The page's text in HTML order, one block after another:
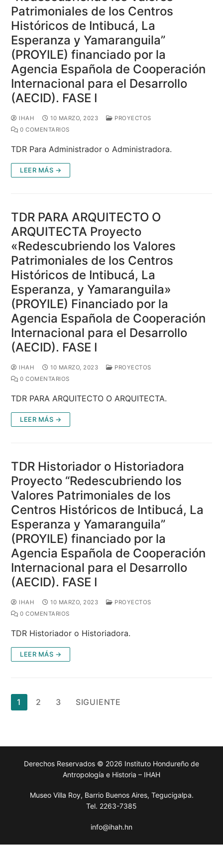
Patrimoniales de los Centros
Históricos de Intibucá, La
Esperanza y Yamaranguila”
(PROYILE) financiado por la
Agencia Española de Cooperación
Internacional para el Desarrollo
(AECID). FASE I
IHAH 10 MARZO, 2023
PROYECTOS
0 COMENTARIOS
TDR Para Administrador o Administradora.
LEER MÁS →
TDR PARA ARQUITECTO O
ARQUITECTA Proyecto
«Redescubriendo los Valores
Patrimoniales de los Centros
Históricos de Intibucá, La
Esperanza, y Yamaranguila»
(PROYILE) Financiado por la
Agencia Española de Cooperación
Internacional para el Desarrollo
(AECID). FASE I
IHAH 10 MARZO, 2023
PROYECTOS
0 COMENTARIOS
TDR PARA ARQUITECTO O ARQUITECTA.
LEER MÁS →
TDR Historiador o Historiadora
Proyecto “Redescubriendo los
Valores Patrimoniales de los
Centros Históricos de Intibucá, La
Esperanza y Yamaranguila”
(PROYILE) financiado por la
Agencia Española de Cooperación
Internacional para el Desarrollo
(AECID). FASE I
IHAH 10 MARZO, 2023
PROYECTOS
0 COMENTARIOS
TDR Historiador o Historiadora.
LEER MÁS →
Paginación
de
1 2 3 SIGUIENTE
Derechos Reservados © 2026 Instituto Hondureño de
Antropología e Historia – IHAH
Museo Villa Roy, Barrio Buenos Aires, Tegucigalpa.
Tel. 2263-7385
info@ihah.hn